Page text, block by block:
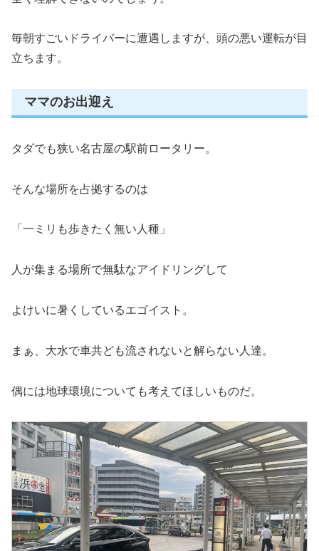
毎朝すごいドライバーに遭遇しますが、頭の悪い運転が目
立ちます。
ママのお出迎え
タダでも狭い名古屋の駅前ロータリー。
そんな場所を占拠するのは
「一ミリも歩きたく無い人種」
人が集まる場所で無駄なアイドリングして
よけいに暑くしているエゴイスト。
まぁ、大水で車共ども流されないと解らない人達。
偶には地球環境についても考えてほしいものだ。